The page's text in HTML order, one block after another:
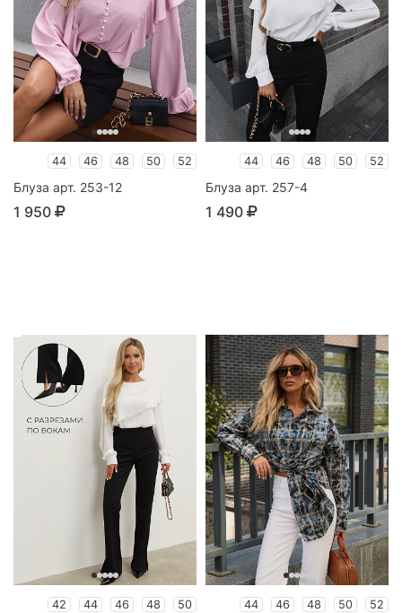
44 46 48 50 52
Блуза арт. 253-12
1 950
44 46 48 50 52
Блуза арт. 257-4
1 490
42 44 46 48
50
44 46 48 50 52